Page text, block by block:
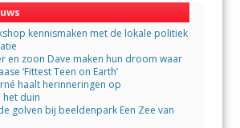
kennismaken met de lokale politiek
en zoon Dave maken hun droom waar
‘Fittest Teen on Earth’
haalt herinneringen op
het duin
golven bij beeldenpark Een Zee van